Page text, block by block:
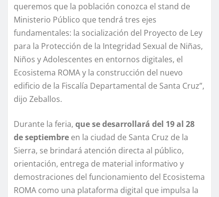
queremos que la población conozca el stand de
Ministerio Público que tendrá tres ejes
fundamentales: la socialización del Proyecto de Ley
para la Protección de la Integridad Sexual de Niñas,
Niños y Adolescentes en entornos digitales, el
Ecosistema ROMA y la construcción del nuevo
edificio de la Fiscalía Departamental de Santa Cruz”,
dijo Zeballos.
Durante la feria, que se desarrollará del 19 al 28
de septiembre en la ciudad de Santa Cruz de la
Sierra, se brindará atención directa al público,
orientación, entrega de material informativo y
demostraciones del funcionamiento del Ecosistema
ROMA como una plataforma digital que impulsa la